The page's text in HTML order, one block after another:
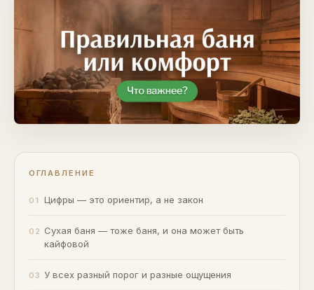
ОГЛАВЛЕНИЕ
Цифры — это ориентир, а не закон
Сухая баня — тоже баня, и она может быть
кайфовой
У всех разный порог и разные ощущения